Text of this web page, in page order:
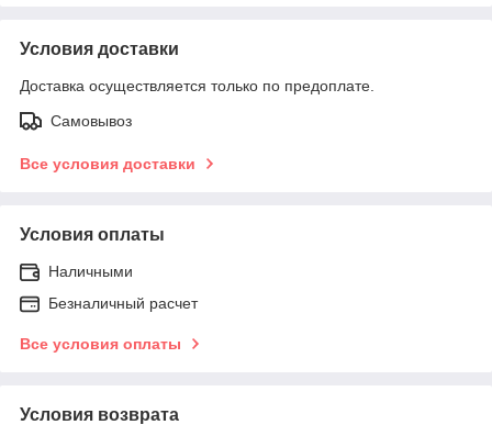
Условия доставки
Доставка осуществляется только по предоплате.
Самовывоз
Все условия доставки
Условия оплаты
Наличными
Безналичный расчет
Все условия оплаты
Условия возврата